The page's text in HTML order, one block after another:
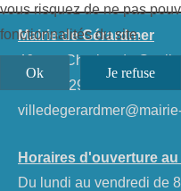
Mairie de Gérardmer
46, rue Charles de
03 29 60 60 60
Horaires d'ouverture
Du lundi au vendredi de
vous risquez de ne pas
fonctionnalités du site.
Ok Je refuse